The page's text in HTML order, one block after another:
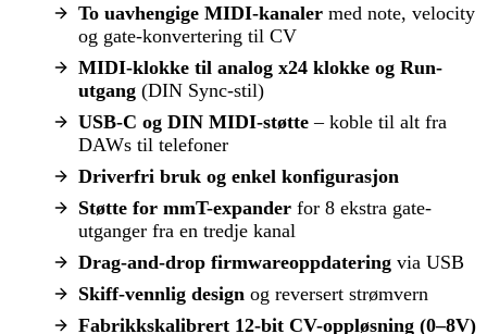
To uavhengige MIDI-kanaler med note, velocity
og gate-konvertering til CV
MIDI-klokke til analog x24 klokke og Run-
utgang (DIN Sync-stil)
USB-C og DIN MIDI-støtte – koble til alt fra
DAWs til telefoner
Driverfri bruk og enkel konfigurasjon
Støtte for mmT-expander for 8 ekstra gate-
utganger fra en tredje kanal
Drag-and-drop firmwareoppdatering via USB
Skiff-vennlig design og reversert strømvern
Fabrikkskalibrert 12-bit CV-oppløsning (0–8V)